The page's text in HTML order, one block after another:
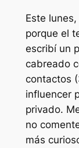
Este
porque el
escribí un
cabreado
contactos
influencer
privado.
no
más